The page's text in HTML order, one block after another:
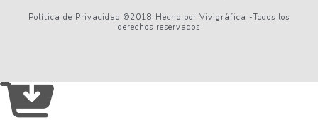
Política de Privacidad ©2018 Hecho por Vivigráfica -Todos los
derechos reservados